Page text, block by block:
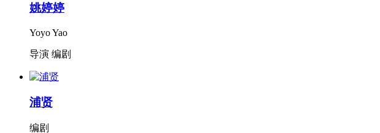
姚婷婷
Yoyo Yao
导演 编剧
浦贤
编剧